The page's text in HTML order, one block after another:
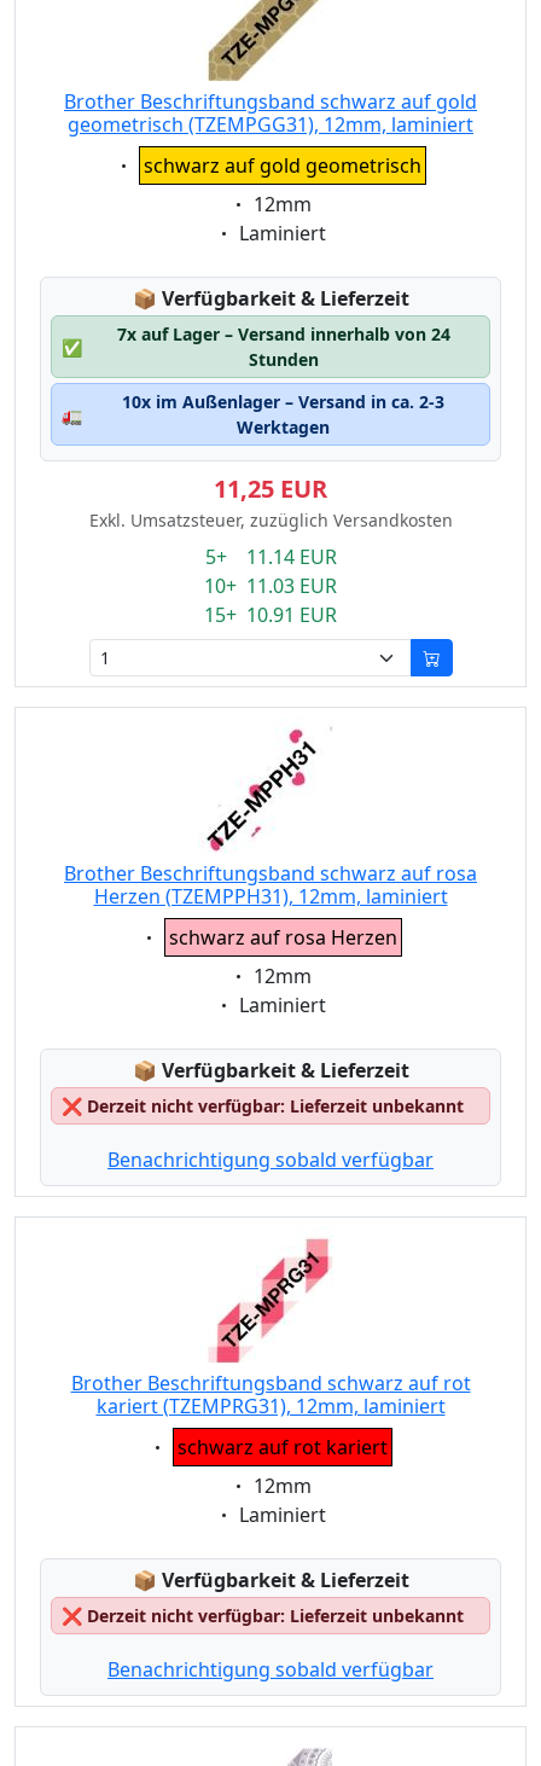
Brother Beschriftungsband schwarz auf gold
geometrisch (TZEMPGG31), 12mm, laminiert
Eigenschaft:
schwarz auf gold geometrisch
Eigenschaft:
12mm
Eigenschaft:
Laminiert
📦 Lagerstatus:
Verfügbarkeit & Lieferzeit
✅
7x auf Lager – Versand innerhalb von 24
Stunden
🚛
10x im Außenlager – Versand in ca. 2-3
Werktagen
11,25 EUR
Exkl. Umsatzsteuer, zuzüglich Versandkosten
5+ 11.14 EUR
10+ 11.03 EUR
15+ 10.91 EUR
Brother Beschriftungsband schwarz auf rosa
Herzen (TZEMPPH31), 12mm, laminiert
Eigenschaft:
schwarz auf rosa Herzen
Eigenschaft:
12mm
Eigenschaft:
Laminiert
📦 Lagerstatus:
Verfügbarkeit & Lieferzeit
❌ Derzeit nicht verfügbar: Lieferzeit unbekannt
Benachrichtigung sobald verfügbar
Brother Beschriftungsband schwarz auf rot
kariert (TZEMPRG31), 12mm, laminiert
Eigenschaft:
schwarz auf rot kariert
Eigenschaft:
12mm
Eigenschaft:
Laminiert
📦 Lagerstatus:
Verfügbarkeit & Lieferzeit
❌ Derzeit nicht verfügbar: Lieferzeit unbekannt
Benachrichtigung sobald verfügbar